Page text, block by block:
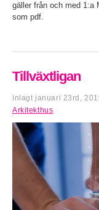
gäller från och med 1:a
som pdf.
Tillväxtligan
Inlagt januari 23rd,
Arkitekthus